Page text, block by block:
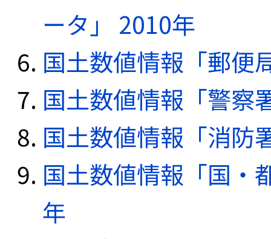
ータ」 2010年
国土数値情報「郵便
国土数値情報「警察
国土数値情報「消防
国土数値情報「国・
年